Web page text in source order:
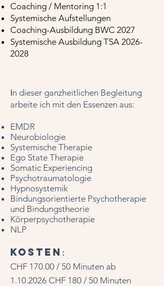
Coaching / Mentoring 1:1
Systemische Aufstellungen
Coaching-Ausbildung BWC 2027
Systemische Ausbildung TSA 2026-
2028
​In dieser ganzheitlichen Begleitung
arbeite ich mit den Essenzen aus:
EMDR
Neurobiologie
Systemische Therapie
Ego State Therapie
Somatic Experiencing
Psychotraumatologie
Hypnosystemik
Bindungsorientierte Psychotherapie
und Bindungstheorie
Körperpsychotherapie
NLP
KOSTEN :
CHF 170.00 / 50 Minuten ab
1.10.2026 CHF 180 / 50 Minuten